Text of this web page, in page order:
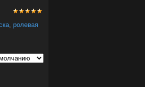
, ролевая